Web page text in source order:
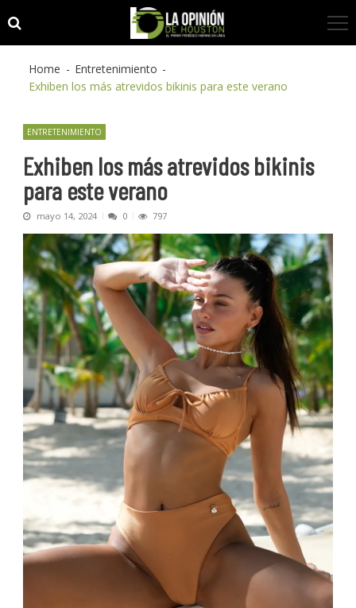
to
navigation
to
content
Home
Entretenimiento
Exhiben los más atrevidos bikinis para este verano
ENTRETENIMIENTO
Exhiben los más atrevidos bikinis
para este verano
mayo 14, 2024 0 797